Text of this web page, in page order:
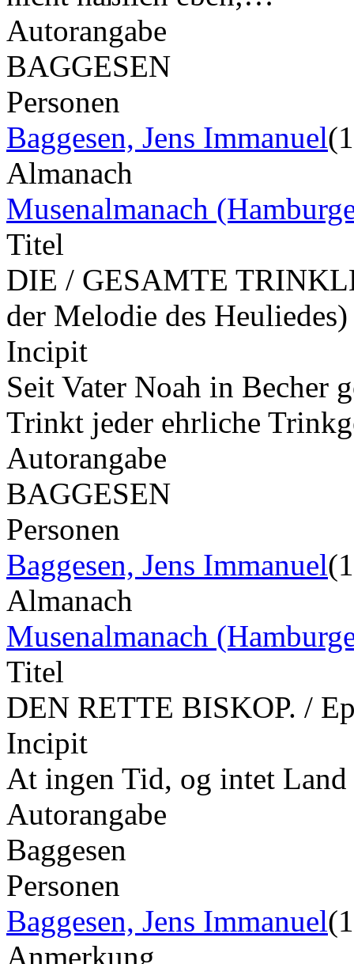
Autorangabe
BAGGESEN
Personen
Baggesen, Jens Immanuel
Almanach
Musenalmanach
Titel
DIE / GESAMTE
der Melodie des Heuliedes)
Incipit
Seit Vater Noah in Becher
Trinkt jeder ehrliche
Autorangabe
BAGGESEN
Personen
Baggesen, Jens Immanuel
Almanach
Musenalmanach
Titel
DEN RETTE BISKOP. /
Incipit
At ingen Tid, og intet
Autorangabe
Baggesen
Personen
Baggesen, Jens Immanuel
Anmerkung